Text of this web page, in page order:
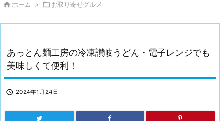
 ホーム > お取り寄せグルメ
あっとん麺工房の冷凍讃岐うどん・電子レンジでも
美味しくて便利！
 2024年1月24日